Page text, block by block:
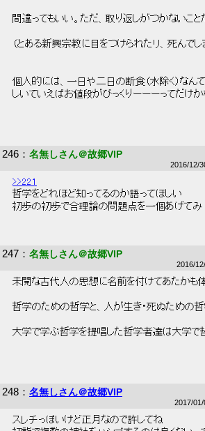
間違ってもいい。ただ、取り返しがつかないこ
（とある新興宗教に目をつけられたリ、死んで
個人的には、一日や二日の断食（水除く）なん
しいていえばお値段がびっくりーーーってだけか
246 ： 名無しさん＠故郷VIP
2016/12/
>>221
哲学をどれほど知ってるのか語ってほしい
初歩の初歩で合理論の問題点を一個あげてみ
247 ： 名無しさん＠故郷VIP
2016/
未開な古代人の思想に名前を付けてあたかも
哲学のための哲学と、人が生き・死ぬための
大学で学ぶ哲学を提唱した哲学者達は大学で
248 ： 名無しさん＠故郷VIP
2017/
スレチっぽいけど正月なので許してね